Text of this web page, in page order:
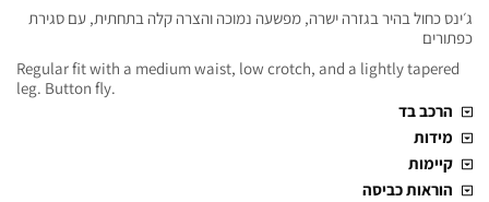
ג׳ינס כחול בהיר בגזרה ישרה, מפשעה נמוכה והצרה קלה בתחתית, עם סגירת
כפתורים
Regular fit with a medium waist, low crotch, and a lightly tapered
leg. Button fly.
הרכב בד
מידות
קיימות
הוראות כביסה